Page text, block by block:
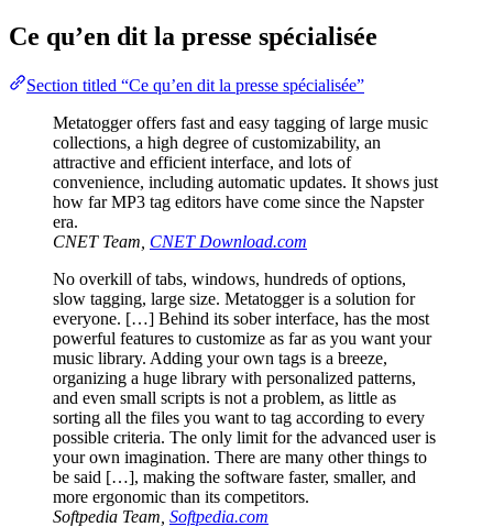
Ce qu’en dit la presse spécialisée
Section titled “Ce qu’en dit la presse spécialisée”
Metatogger offers fast and easy tagging of large music
collections, a high degree of customizability, an
attractive and efficient interface, and lots of
convenience, including automatic updates. It shows just
how far MP3 tag editors have come since the Napster
era.
CNET Team, CNET Download.com
No overkill of tabs, windows, hundreds of options,
slow tagging, large size. Metatogger is a solution for
everyone. […] Behind its sober interface, has the most
powerful features to customize as far as you want your
music library. Adding your own tags is a breeze,
organizing a huge library with personalized patterns,
and even small scripts is not a problem, as little as
sorting all the files you want to tag according to every
possible criteria. The only limit for the advanced user is
your own imagination. There are many other things to
be said […], making the software faster, smaller, and
more ergonomic than its competitors.
Softpedia Team, Softpedia.com